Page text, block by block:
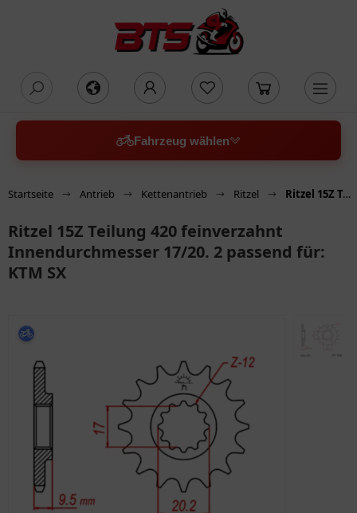
Fahrzeug wählen
Startseite Antrieb Kettenantrieb Ritzel Ritzel 15Z Teilung 420 feinverzahnt Innendurchmesser 17/20. 2 passend für: KTM SX
Ritzel 15Z Teilung 420 feinverzahnt
Innendurchmesser 17/20. 2 passend für:
KTM SX